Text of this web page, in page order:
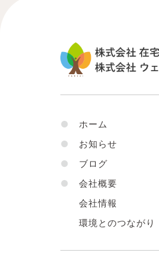
●
ホーム
●
お知らせ
●
ブログ
●
会社概要
会社情報
環境とのつながり